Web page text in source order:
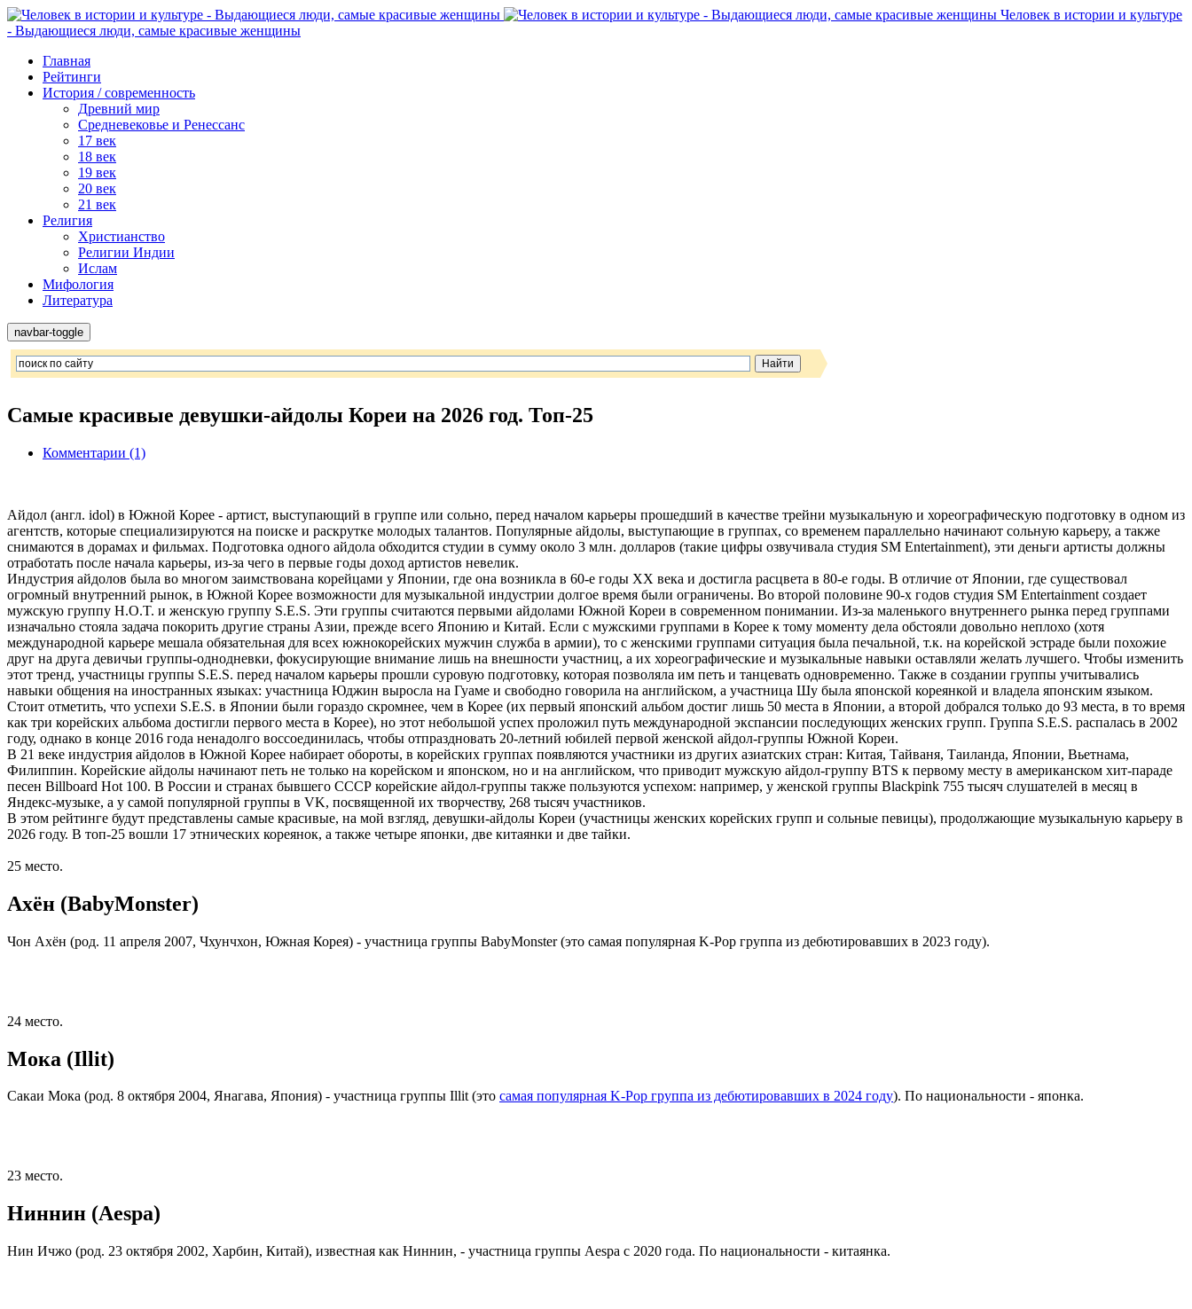
Человек в истории и культуре
- Выдающиеся люди, самые красивые женщины
Главная
Рейтинги
История / современность
Древний мир
Средневековье и Ренессанс
17 век
18 век
19 век
20 век
21 век
Религия
Христианство
Религии Индии
Ислам
Мифология
Литература
navbar-toggle
Cамые красивые девушки-айдолы Кореи на 2026 год. Топ-25
Комментарии (1)
Айдол (англ. idol) в Южной Корее - артист, выступающий в группе или сольно, перед началом карьеры прошедший в качестве трейни музыкальную и хореографическую подготовку в одном из
агентств, которые специализируются на поиске и раскрутке молодых талантов. Популярные айдолы, выступающие в группах, со временем параллельно начинают сольную карьеру, а также
снимаются в дорамах и фильмах. Подготовка одного айдола обходится студии в сумму около 3 млн. долларов (такие цифры озвучивала студия SM Entertainment), эти деньги артисты должны
отработать после начала карьеры, из-за чего в первые годы доход артистов невелик.
Индустрия айдолов была во многом заимствована корейцами у Японии, где она возникла в 60-е годы ХХ века и достигла расцвета в 80-е годы. В отличие от Японии, где существовал
огромный внутренний рынок, в Южной Корее возможности для музыкальной индустрии долгое время были ограничены. Во второй половине 90-х годов студия SM Entertainment создает
мужскую группу H.O.T. и женскую группу S.E.S. Эти группы считаются первыми айдолами Южной Кореи в современном понимании. Из-за маленького внутреннего рынка перед группами
изначально стояла задача покорить другие страны Азии, прежде всего Японию и Китай. Если с мужскими группами в Корее к тому моменту дела обстояли довольно неплохо (хотя
международной карьере мешала обязательная для всех южнокорейских мужчин служба в армии), то с женскими группами ситуация была печальной, т.к. на корейской эстраде были похожие
друг на друга девичьи группы-однодневки, фокусирующие внимание лишь на внешности участниц, а их хореографические и музыкальные навыки оставляли желать лучшего. Чтобы изменить
этот тренд, участницы группы S.E.S. перед началом карьеры прошли суровую подготовку, которая позволяла им петь и танцевать одновременно. Также в создании группы учитывались
навыки общения на иностранных языках: участница Юджин выросла на Гуаме и свободно говорила на английском, а участница Шу была японской кореянкой и владела японским языком.
Стоит отметить, что успехи S.E.S. в Японии были гораздо скромнее, чем в Корее (их первый японский альбом достиг лишь 50 места в Японии, а второй добрался только до 93 места, в то время
как три корейских альбома достигли первого места в Корее), но этот небольшой успех проложил путь международной экспансии последующих женских групп. Группа S.E.S. распалась в 2002
году, однако в конце 2016 года ненадолго воссоединилась, чтобы отпраздновать 20-летний юбилей первой женской айдол-группы Южной Кореи.
В 21 веке индустрия айдолов в Южной Корее набирает обороты, в корейских группах появляются участники из других азиатских стран: Китая, Тайваня, Таиланда, Японии, Вьетнама,
Филиппин. Корейские айдолы начинают петь не только на корейском и японском, но и на английском, что приводит мужскую айдол-группу BTS к первому месту в американском хит-параде
песен Billboard Hot 100. В России и странах бывшего СССР корейские айдол-группы также пользуются успехом: например, у женской группы Blackpink 755 тысяч слушателей в месяц в
Яндекс-музыке, а у самой популярной группы в VK, посвященной их творчеству, 268 тысяч участников.
В этом рейтинге будут представлены самые красивые, на мой взгляд, девушки-айдолы Кореи (участницы женских корейских групп и сольные певицы), продолжающие музыкальную карьеру в
2026 году. В топ-25 вошли 17 этнических кореянок, а также четыре японки, две китаянки и две тайки.
25 место.
Ахён (BabyMonster)
Чон Ахён (род. 11 апреля 2007, Чхунчхон, Южная Корея) - участница группы BabyMonster (это самая популярная K-Pop группа из дебютировавших в 2023 году).
24 место.
Мока (Illit)
Сакаи Мока (род. 8 октября 2004, Янагава, Япония) - участница группы Illit (это самая популярная K-Pop группа из дебютировавших в 2024 году). По национальности - японка.
23 место.
Ниннин (Aespa)
Нин Ичжо (род. 23 октября 2002, Харбин, Китай), известная как Ниннин, - участница группы Aespa с 2020 года. По национальности - китаянка.